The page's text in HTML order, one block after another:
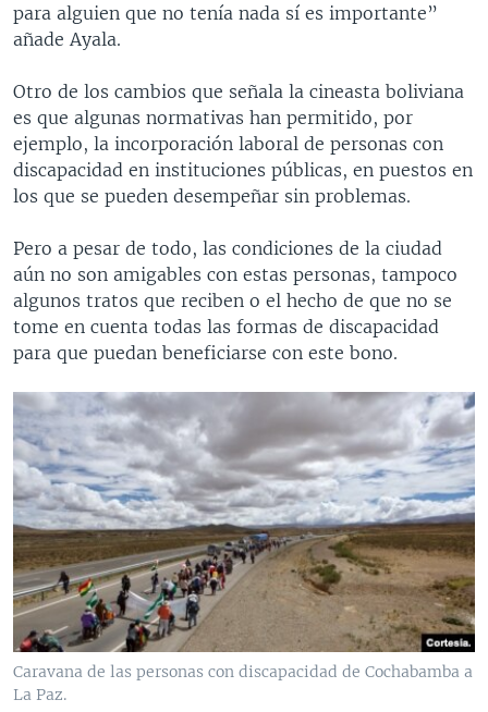
para alguien que no tenía nada sí es importante”
añade Ayala.
Otro de los cambios que señala la cineasta boliviana
es que algunas normativas han permitido, por
ejemplo, la incorporación laboral de personas con
discapacidad en instituciones públicas, en puestos en
los que se pueden desempeñar sin problemas.
Pero a pesar de todo, las condiciones de la ciudad
aún no son amigables con estas personas, tampoco
algunos tratos que reciben o el hecho de que no se
tome en cuenta todas las formas de discapacidad
para que puedan beneficiarse con este bono.
Caravana de las personas con discapacidad de Cochabamba a
La Paz.